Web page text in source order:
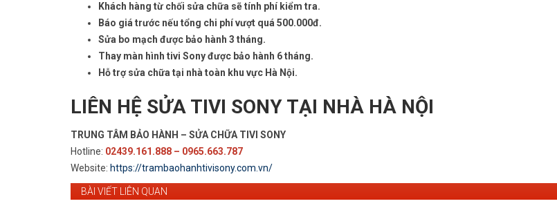
Khách hàng từ chối sửa chữa sẽ tính phí kiểm tra.
Báo giá trước nếu tổng chi phí vượt quá 500.000đ.
Sửa bo mạch được bảo hành 3 tháng.
Thay màn hình tivi Sony được bảo hành 6 tháng.
Hỗ trợ sửa chữa tại nhà toàn khu vực Hà Nội.
LIÊN HỆ SỬA TIVI SONY TẠI NHÀ HÀ NỘI
TRUNG TÂM BẢO HÀNH – SỬA CHỮA TIVI SONY
Hotline: 02439.161.888 – 0965.663.787
Website: https://trambaohanhtivisony.com.vn/
BÀI VIẾT LIÊN QUAN